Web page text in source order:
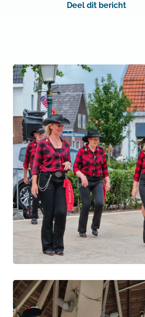
Deel dit bericht